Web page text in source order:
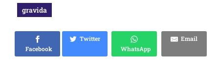
gravida
Facebook
Twitter
WhatsApp
Email